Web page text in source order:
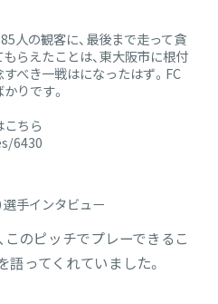
人の観客に、最後まで走って貪
らえたことは、東大阪市に根付
べき一戦はになったはず。FC
りです。
こちら
6430
選手インタビュー
このピッチでプレーできるこ
ってくれていました。